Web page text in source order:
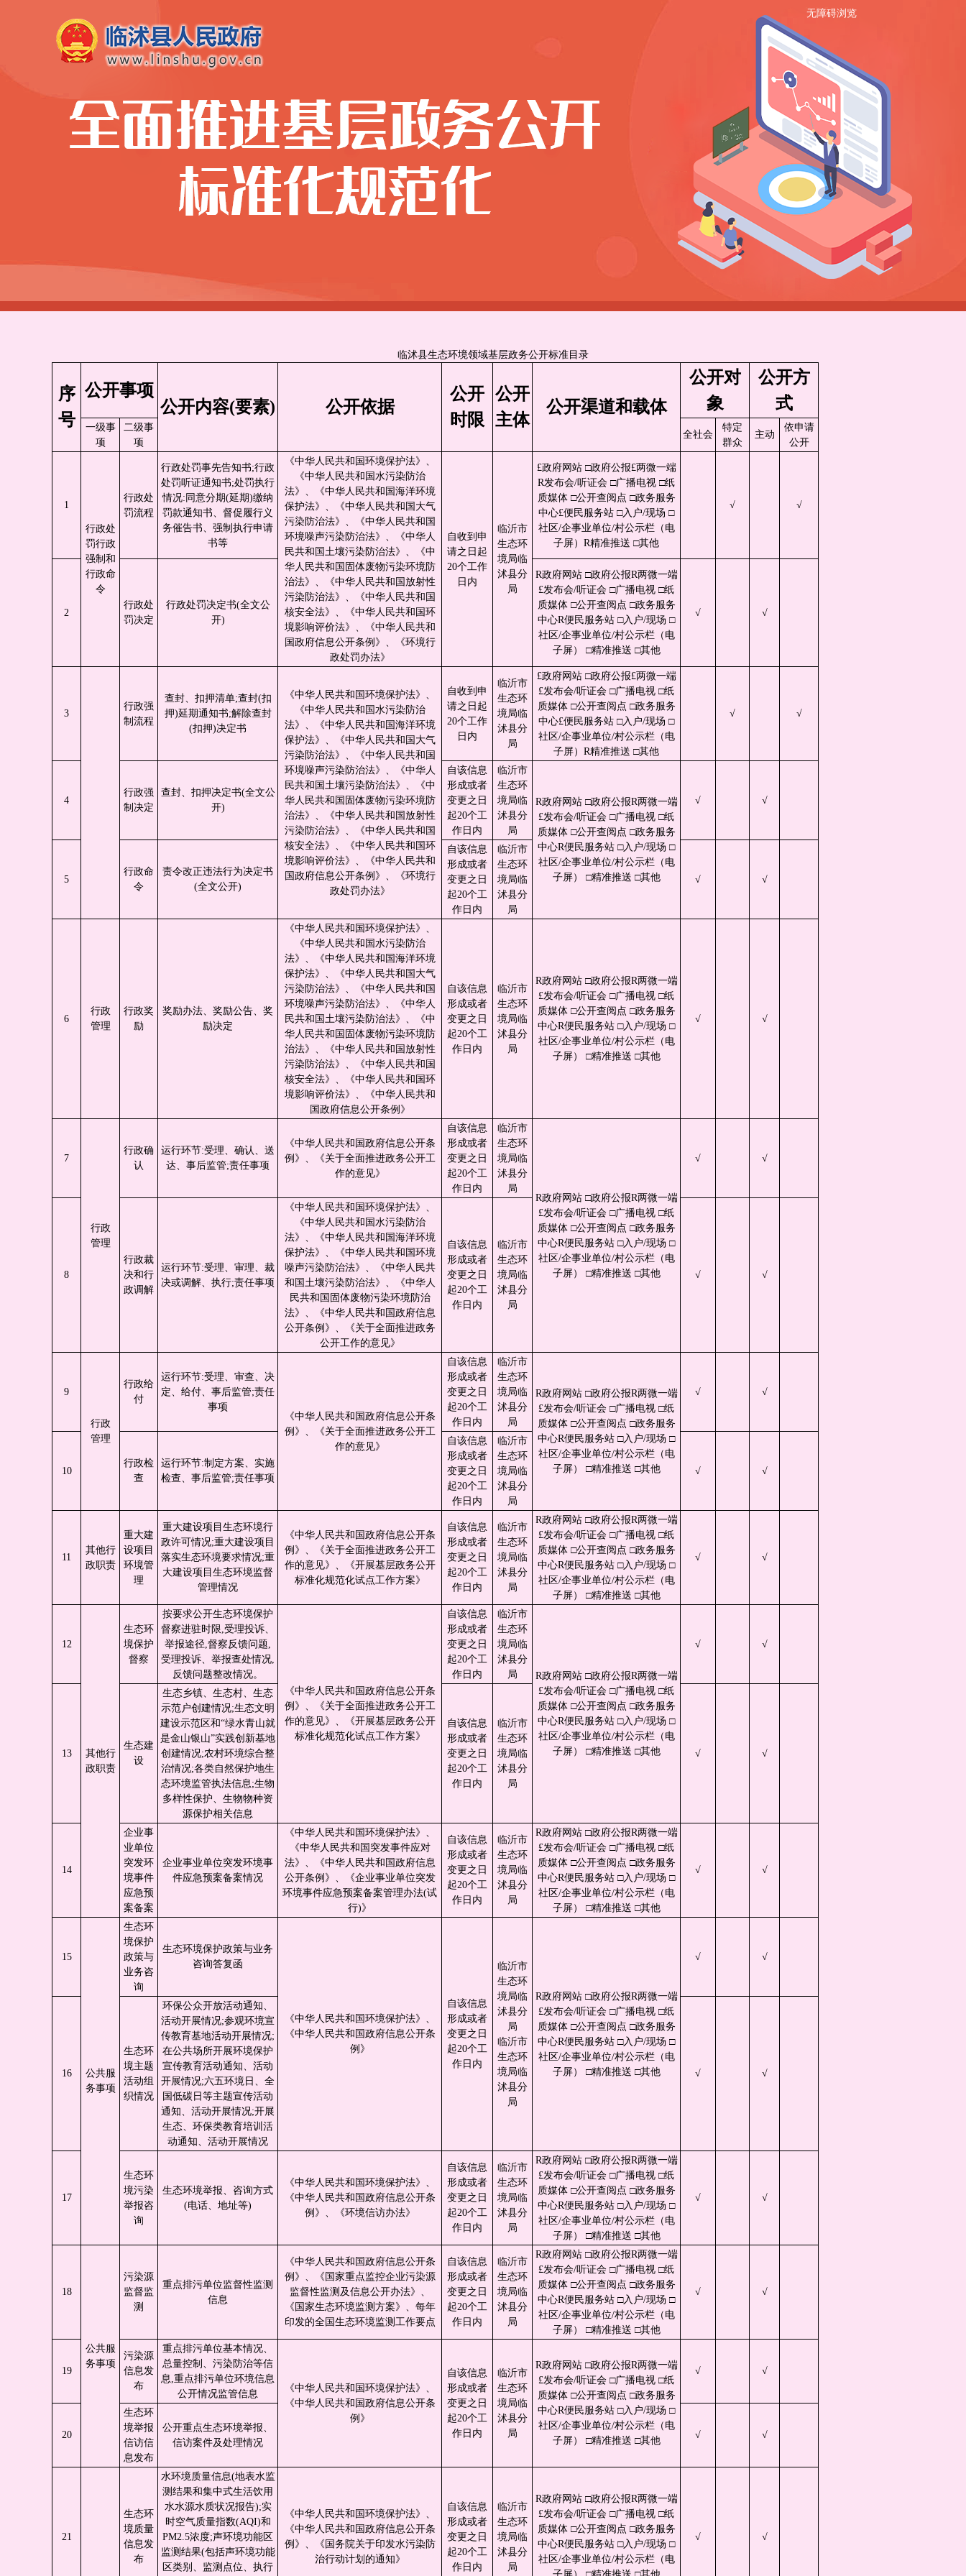
无障碍浏览
临沭县生态环境领域基层政务公开标准目录
序
号
公开事项
公开内容(要素)
公开依据
公开
时限
公开
主体
公开渠道和载体
公开对
象
公开方
式
一级事
项
二级事
项
全社会
特定
群众
主动
依申请
公开
1
行政处
罚行政
强制和
行政命
令
行政处
罚流程
行政处罚事先告知书;行政
处罚听证通知书;处罚执行
情况:同意分期(延期)缴纳
罚款通知书、督促履行义
务催告书、强制执行申请
书等
《中华人民共和国环境保护法》、
《中华人民共和国水污染防治
法》、《中华人民共和国海洋环境
保护法》、《中华人民共和国大气
污染防治法》、《中华人民共和国
环境噪声污染防治法》、《中华人
民共和国土壤污染防治法》、《中
华人民共和国固体废物污染环境防
治法》、《中华人民共和国放射性
污染防治法》、《中华人民共和国
核安全法》、《中华人民共和国环
境影响评价法》、《中华人民共和
国政府信息公开条例》、《环境行
政处罚办法》
自收到申
请之日起
20个工作
日内
临沂市
生态环
境局临
沭县分
局
£政府网站 □政府公报£两微一端
R发布会/听证会 □广播电视 □纸
质媒体 □公开查阅点 □政务服务
中心£便民服务站 □入户/现场 □
社区/企事业单位/村公示栏（电
子屏）R精准推送 □其他
√ √
2
行政处
罚决定
行政处罚决定书(全文公
开)
R政府网站 □政府公报R两微一端
£发布会/听证会 □广播电视 □纸
质媒体 □公开查阅点 □政务服务
中心R便民服务站 □入户/现场 □
社区/企事业单位/村公示栏（电
子屏） □精准推送 □其他
√ √
3
行政强
制流程
查封、扣押清单;查封(扣
押)延期通知书;解除查封
(扣押)决定书
《中华人民共和国环境保护法》、
《中华人民共和国水污染防治
法》、《中华人民共和国海洋环境
保护法》、《中华人民共和国大气
污染防治法》、《中华人民共和国
环境噪声污染防治法》、《中华人
民共和国土壤污染防治法》、《中
华人民共和国固体废物污染环境防
治法》、《中华人民共和国放射性
污染防治法》、《中华人民共和国
核安全法》、《中华人民共和国环
境影响评价法》、《中华人民共和
国政府信息公开条例》、《环境行
政处罚办法》
自收到申
请之日起
20个工作
日内
临沂市
生态环
境局临
沭县分
局
£政府网站 □政府公报£两微一端
£发布会/听证会 □广播电视 □纸
质媒体 □公开查阅点 □政务服务
中心£便民服务站 □入户/现场 □
社区/企事业单位/村公示栏（电
子屏）R精准推送 □其他
√ √
4
行政强
制决定
查封、扣押决定书(全文公
开)
自该信息
形成或者
变更之日
起20个工
作日内
临沂市
生态环
境局临
沭县分
局
R政府网站 □政府公报R两微一端
£发布会/听证会 □广播电视 □纸
质媒体 □公开查阅点 □政务服务
中心R便民服务站 □入户/现场 □
社区/企事业单位/村公示栏（电
子屏） □精准推送 □其他
√ √
5
行政命
令
责令改正违法行为决定书
(全文公开)
自该信息
形成或者
变更之日
起20个工
作日内
临沂市
生态环
境局临
沭县分
局
√ √
6
行政
管理
行政奖
励
奖励办法、奖励公告、奖
励决定
《中华人民共和国环境保护法》、
《中华人民共和国水污染防治
法》、《中华人民共和国海洋环境
保护法》、《中华人民共和国大气
污染防治法》、《中华人民共和国
环境噪声污染防治法》、《中华人
民共和国土壤污染防治法》、《中
华人民共和国固体废物污染环境防
治法》、《中华人民共和国放射性
污染防治法》、《中华人民共和国
核安全法》、《中华人民共和国环
境影响评价法》、《中华人民共和
国政府信息公开条例》
自该信息
形成或者
变更之日
起20个工
作日内
临沂市
生态环
境局临
沭县分
局
R政府网站 □政府公报R两微一端
£发布会/听证会 □广播电视 □纸
质媒体 □公开查阅点 □政务服务
中心R便民服务站 □入户/现场 □
社区/企事业单位/村公示栏（电
子屏） □精准推送 □其他
√ √
7
行政
管理
行政确
认
运行环节:受理、确认、送
达、事后监管;责任事项
《中华人民共和国政府信息公开条
例》、《关于全面推进政务公开工
作的意见》
自该信息
形成或者
变更之日
起20个工
作日内
临沂市
生态环
境局临
沭县分
局
R政府网站 □政府公报R两微一端
£发布会/听证会 □广播电视 □纸
质媒体 □公开查阅点 □政务服务
中心R便民服务站 □入户/现场 □
社区/企事业单位/村公示栏（电
子屏） □精准推送 □其他
√ √
8
行政裁
决和行
政调解
运行环节:受理、审理、裁
决或调解、执行;责任事项
《中华人民共和国环境保护法》、
《中华人民共和国水污染防治
法》、《中华人民共和国海洋环境
保护法》、《中华人民共和国环境
噪声污染防治法》、《中华人民共
和国土壤污染防治法》、《中华人
民共和国固体废物污染环境防治
法》、《中华人民共和国政府信息
公开条例》、《关于全面推进政务
公开工作的意见》
自该信息
形成或者
变更之日
起20个工
作日内
临沂市
生态环
境局临
沭县分
局
√ √
9
行政
管理
行政给
付
运行环节:受理、审查、决
定、给付、事后监管;责任
事项
《中华人民共和国政府信息公开条
例》、《关于全面推进政务公开工
作的意见》
自该信息
形成或者
变更之日
起20个工
作日内
临沂市
生态环
境局临
沭县分
局
R政府网站 □政府公报R两微一端
£发布会/听证会 □广播电视 □纸
质媒体 □公开查阅点 □政务服务
中心R便民服务站 □入户/现场 □
社区/企事业单位/村公示栏（电
子屏） □精准推送 □其他
√ √
10
行政检
查
运行环节:制定方案、实施
检查、事后监管;责任事项
自该信息
形成或者
变更之日
起20个工
作日内
临沂市
生态环
境局临
沭县分
局
√ √
11
其他行
政职责
重大建
设项目
环境管
理
重大建设项目生态环境行
政许可情况;重大建设项目
落实生态环境要求情况;重
大建设项目生态环境监督
管理情况
《中华人民共和国政府信息公开条
例》、《关于全面推进政务公开工
作的意见》、《开展基层政务公开
标准化规范化试点工作方案》
自该信息
形成或者
变更之日
起20个工
作日内
临沂市
生态环
境局临
沭县分
局
R政府网站 □政府公报R两微一端
£发布会/听证会 □广播电视 □纸
质媒体 □公开查阅点 □政务服务
中心R便民服务站 □入户/现场 □
社区/企事业单位/村公示栏（电
子屏） □精准推送 □其他
√ √
12
其他行
政职责
生态环
境保护
督察
按要求公开生态环境保护
督察进驻时限,受理投诉、
举报途径,督察反馈问题,
受理投诉、举报查处情况,
反馈问题整改情况。
《中华人民共和国政府信息公开条
例》、《关于全面推进政务公开工
作的意见》、《开展基层政务公开
标准化规范化试点工作方案》
自该信息
形成或者
变更之日
起20个工
作日内
临沂市
生态环
境局临
沭县分
局
R政府网站 □政府公报R两微一端
£发布会/听证会 □广播电视 □纸
质媒体 □公开查阅点 □政务服务
中心R便民服务站 □入户/现场 □
社区/企事业单位/村公示栏（电
子屏） □精准推送 □其他
√ √
13
生态建
设
生态乡镇、生态村、生态
示范户创建情况;生态文明
建设示范区和“绿水青山就
是金山银山”实践创新基地
创建情况;农村环境综合整
治情况;各类自然保护地生
态环境监管执法信息;生物
多样性保护、生物物种资
源保护相关信息
自该信息
形成或者
变更之日
起20个工
作日内
临沂市
生态环
境局临
沭县分
局
√ √
14
企业事
业单位
突发环
境事件
应急预
案备案
企业事业单位突发环境事
件应急预案备案情况
《中华人民共和国环境保护法》、
《中华人民共和国突发事件应对
法》、《中华人民共和国政府信息
公开条例》、《企业事业单位突发
环境事件应急预案备案管理办法(试
行)》
自该信息
形成或者
变更之日
起20个工
作日内
临沂市
生态环
境局临
沭县分
局
R政府网站 □政府公报R两微一端
£发布会/听证会 □广播电视 □纸
质媒体 □公开查阅点 □政务服务
中心R便民服务站 □入户/现场 □
社区/企事业单位/村公示栏（电
子屏） □精准推送 □其他
√ √
15
公共服
务事项
生态环
境保护
政策与
业务咨
询
生态环境保护政策与业务
咨询答复函
《中华人民共和国环境保护法》、
《中华人民共和国政府信息公开条
例》
自该信息
形成或者
变更之日
起20个工
作日内
临沂市
生态环
境局临
沭县分
局
临沂市
生态环
境局临
沭县分
局
R政府网站 □政府公报R两微一端
£发布会/听证会 □广播电视 □纸
质媒体 □公开查阅点 □政务服务
中心R便民服务站 □入户/现场 □
社区/企事业单位/村公示栏（电
子屏） □精准推送 □其他
√ √
16
生态环
境主题
活动组
织情况
环保公众开放活动通知、
活动开展情况;参观环境宣
传教育基地活动开展情况;
在公共场所开展环境保护
宣传教育活动通知、活动
开展情况;六五环境日、全
国低碳日等主题宣传活动
通知、活动开展情况;开展
生态、环保类教育培训活
动通知、活动开展情况
√ √
17
生态环
境污染
举报咨
询
生态环境举报、咨询方式
(电话、地址等)
《中华人民共和国环境保护法》、
《中华人民共和国政府信息公开条
例》、《环境信访办法》
自该信息
形成或者
变更之日
起20个工
作日内
临沂市
生态环
境局临
沭县分
局
R政府网站 □政府公报R两微一端
£发布会/听证会 □广播电视 □纸
质媒体 □公开查阅点 □政务服务
中心R便民服务站 □入户/现场 □
社区/企事业单位/村公示栏（电
子屏） □精准推送 □其他
√ √
18
公共服
务事项
污染源
监督监
测
重点排污单位监督性监测
信息
《中华人民共和国政府信息公开条
例》、《国家重点监控企业污染源
监督性监测及信息公开办法》、
《国家生态环境监测方案》、每年
印发的全国生态环境监测工作要点
自该信息
形成或者
变更之日
起20个工
作日内
临沂市
生态环
境局临
沭县分
局
R政府网站 □政府公报R两微一端
£发布会/听证会 □广播电视 □纸
质媒体 □公开查阅点 □政务服务
中心R便民服务站 □入户/现场 □
社区/企事业单位/村公示栏（电
子屏） □精准推送 □其他
√ √
19
污染源
信息发
布
重点排污单位基本情况、
总量控制、污染防治等信
息,重点排污单位环境信息
公开情况监管信息
《中华人民共和国环境保护法》、
《中华人民共和国政府信息公开条
例》
自该信息
形成或者
变更之日
起20个工
作日内
临沂市
生态环
境局临
沭县分
局
R政府网站 □政府公报R两微一端
£发布会/听证会 □广播电视 □纸
质媒体 □公开查阅点 □政务服务
中心R便民服务站 □入户/现场 □
社区/企事业单位/村公示栏（电
子屏） □精准推送 □其他
√ √
20
生态环
境举报
信访信
息发布
公开重点生态环境举报、
信访案件及处理情况
√ √
21
生态环
境质量
信息发
布
水环境质量信息(地表水监
测结果和集中式生活饮用
水水源水质状况报告);实
时空气质量指数(AQI)和
PM2.5浓度;声环境功能区
监测结果(包括声环境功能
区类别、监测点位、执行
《中华人民共和国环境保护法》、
《中华人民共和国政府信息公开条
例》、《国务院关于印发水污染防
治行动计划的通知》
自该信息
形成或者
变更之日
起20个工
作日内
临沂市
生态环
境局临
沭县分
局
R政府网站 □政府公报R两微一端
£发布会/听证会 □广播电视 □纸
质媒体 □公开查阅点 □政务服务
中心R便民服务站 □入户/现场 □
社区/企事业单位/村公示栏（电
√ √